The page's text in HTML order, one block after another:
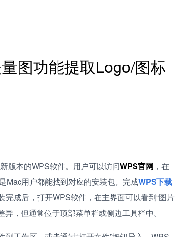
图功能提取Logo/图标
版本的WPS软件。用户可以访问WPS官网 ，在
Mac用户都能找到对应的安装包。完成WPS下载
成后，打开WPS软件，在主界面可以看到“图片
，但通常位于顶部菜单栏或侧边工具栏中。